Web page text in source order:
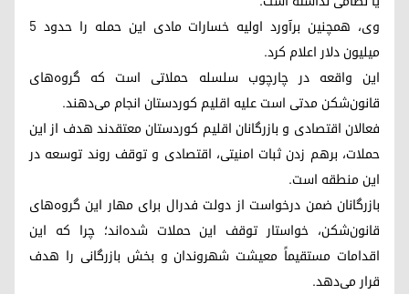
وی، همچنین برآورد اولیه خسارات مادی این حمله را حدود ۵
میلیون دلار اعلام کرد.
این واقعه در چارچوب سلسله حملاتی است که گروه‌های
قانون‌شکن مدتی است علیه اقلیم کوردستان انجام می‌دهند.
فعالان اقتصادی و بازرگانان اقلیم کوردستان معتقدند هدف از این
حملات، برهم زدن ثبات امنیتی، اقتصادی و توقف روند توسعه در
این منطقه است.
بازرگانان ضمن درخواست از دولت فدرال برای مهار این گروه‌های
قانون‌شکن، خواستار توقف این حملات شده‌اند؛ چرا که این
اقدامات مستقیماً معیشت شهروندان و بخش بازرگانی را هدف
قرار می‌دهد.